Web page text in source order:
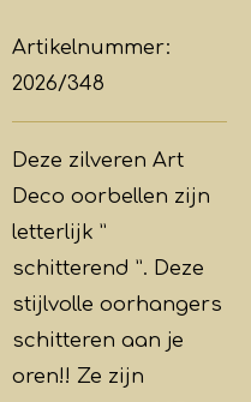
Artikelnummer:
2026/348
Deze zilveren Art
Deco oorbellen zijn
letterlijk ”
schitterend ”. Deze
stijlvolle oorhangers
schitteren aan je
oren!! Ze zijn